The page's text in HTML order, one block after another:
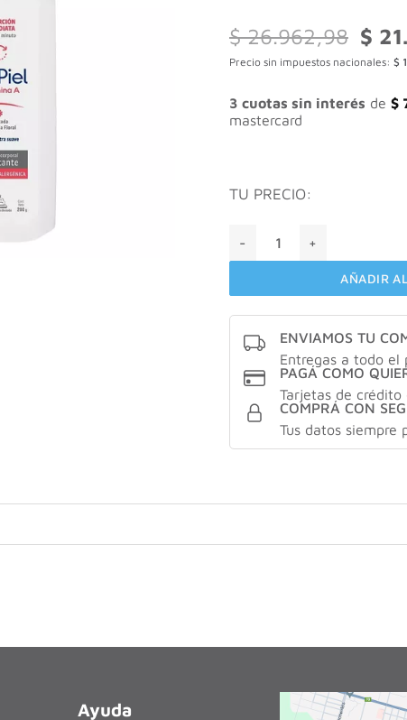
$26.962,98 El
$
$
Precio sin impuestos nacionales: $
3 cuotas sin interés de $
mastercard
TU PRECIO:
AÑADIR
ENVIAMOS TU
Entregas a todo el
PAGÁ COMO
Tarjetas de crédito
COMPRÁ CON
Tus datos siempre
Ayuda